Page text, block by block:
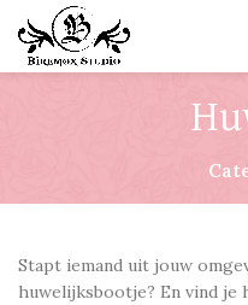
Stapt iemand uit jouw
huwelijksbootje? En vind je